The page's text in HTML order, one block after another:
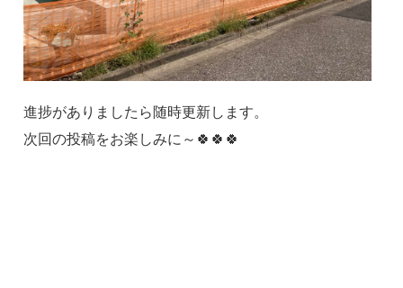
進捗がありましたら随時更新します。
次回の投稿をお楽しみに～🍀🍀🍀